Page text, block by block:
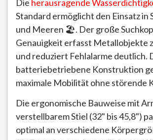
Die herausragende
Standard ermöglicht den Einsatz in
und Meeren 🏖️. Der große
Genauigkeit erfasst Metallobjekte
und reduziert Fehlalarme deutlich.
batteriebetriebene Konstruktion
maximale Mobilität ohne störende
Die ergonomische Bauweise mit
verstellbarem Stiel (32" bis 45,8")
optimal an verschiedene